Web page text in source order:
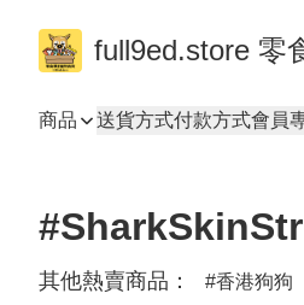
full9ed.store 零
商品 送貨方式付款方式會員
其他熱賣商品： 香港狗狗